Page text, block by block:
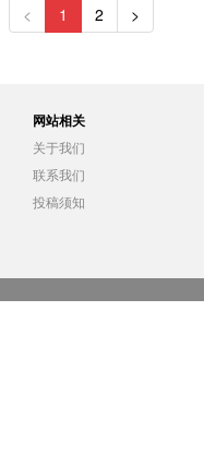
< 1 2 >
网站相关
关于我们
联系我们
投稿须知